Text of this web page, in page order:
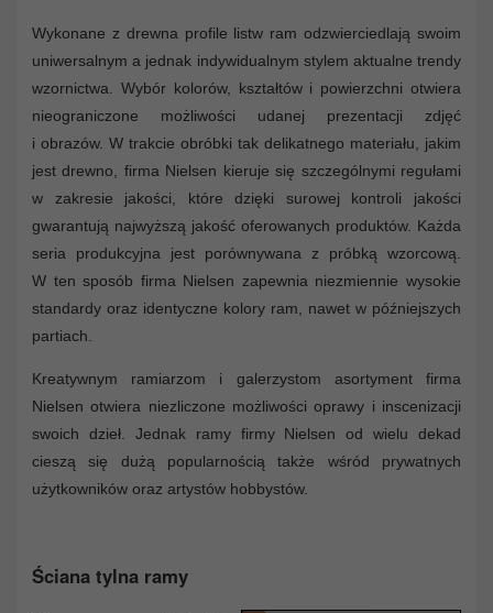
Wykonane z drewna profile listw ram odzwierciedlają swoim
uniwersalnym a jednak indywidualnym stylem aktualne trendy
wzornictwa. Wybór kolorów, kształtów i powierzchni otwiera
nieograniczone możliwości udanej prezentacji zdjęć
i obrazów. W trakcie obróbki tak delikatnego materiału, jakim
jest drewno, firma Nielsen kieruje się szczególnymi regułami
w zakresie jakości, które dzięki surowej kontroli jakości
gwarantują najwyższą jakość oferowanych produktów. Każda
seria produkcyjna jest porównywana z próbką wzorcową.
W ten sposób firma Nielsen zapewnia niezmiennie wysokie
standardy oraz identyczne kolory ram, nawet w późniejszych
partiach.
Kreatywnym ramiarzom i galerzystom asortyment firma
Nielsen otwiera niezliczone możliwości oprawy i inscenizacji
swoich dzieł. Jednak ramy firmy Nielsen od wielu dekad
cieszą się dużą popularnością także wśród prywatnych
użytkowników oraz artystów hobbystów.
Ściana tylna ramy